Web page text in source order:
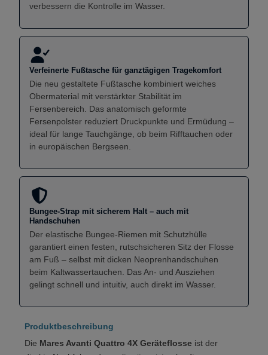
verbessern die Kontrolle im Wasser.
Verfeinerte Fußtasche für ganztägigen Tragekomfort
Die neu gestaltete Fußtasche kombiniert weiches
Obermaterial mit verstärkter Stabilität im
Fersenbereich. Das anatomisch geformte
Fersenpolster reduziert Druckpunkte und Ermüdung –
ideal für lange Tauchgänge, ob beim Rifftauchen oder
in europäischen Bergseen.
Bungee-Strap mit sicherem Halt – auch mit
Handschuhen
Der elastische Bungee-Riemen mit Schutzhülle
garantiert einen festen, rutschsicheren Sitz der Flosse
am Fuß – selbst mit dicken Neoprenhandschuhen
beim Kaltwassertauchen. Das An- und Ausziehen
gelingt schnell und intuitiv, auch direkt im Wasser.
Produktbeschreibung
Die Mares Avanti Quattro 4X Geräteflosse ist der